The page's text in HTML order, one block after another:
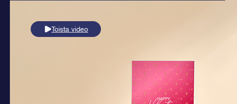
Toista video